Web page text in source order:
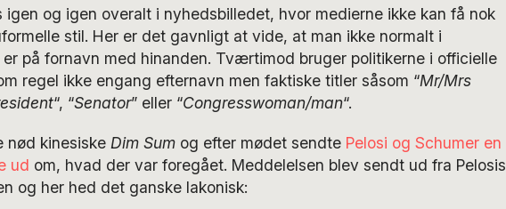
igen og igen overalt i nyhedsbilledet, hvor medierne ikke kan få nok
stil. Her er det gavnligt at vide, at man ikke normalt i
er på fornavn med hinanden. Tværtimod bruger politikerne i officielle
regel ikke engang efternavn men faktiske titler såsom “Mr/Mrs
“, “Senator” eller “Congresswoman/man“.
kinesiske Dim Sumog efter mødet sendte Pelosi og Schumer en
ud om, hvad der var foregået. Meddelelsen blev sendt ud fra Pelosis
og her hed det ganske lakonisk: